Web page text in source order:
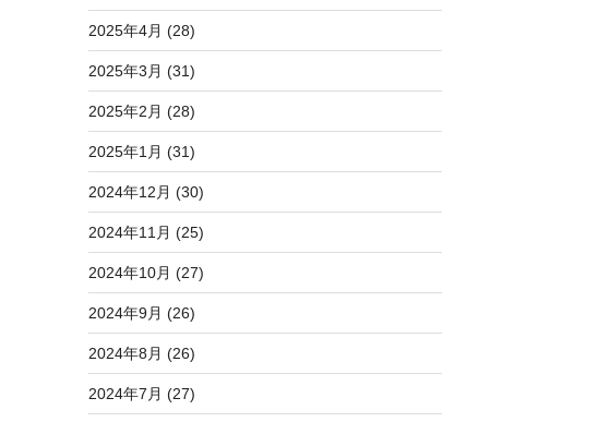
2025年4月 (28)
2025年3月 (31)
2025年2月 (28)
2025年1月 (31)
2024年12月 (30)
2024年11月 (25)
2024年10月 (27)
2024年9月 (26)
2024年8月 (26)
2024年7月 (27)